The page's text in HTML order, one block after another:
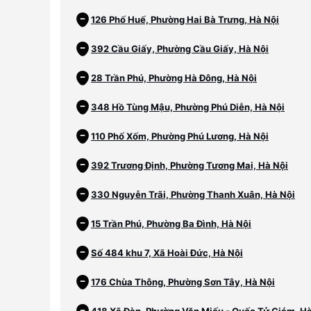
126 Phố Huế, Phường Hai Bà Trưng, Hà Nội
392 Cầu Giấy, Phường Cầu Giấy, Hà Nội
28 Trần Phú, Phường Hà Đông, Hà Nội
348 Hồ Tùng Mậu, Phường Phú Diễn, Hà Nội
110 Phố Xốm, Phường Phú Lương, Hà Nội
392 Trương Định, Phường Tương Mai, Hà Nội
330 Nguyễn Trãi, Phường Thanh Xuân, Hà Nội
15 Trần Phú, Phường Ba Đình, Hà Nội
Số 484 khu 7, Xã Hoài Đức, Hà Nội
176 Chùa Thông, Phường Sơn Tây, Hà Nội